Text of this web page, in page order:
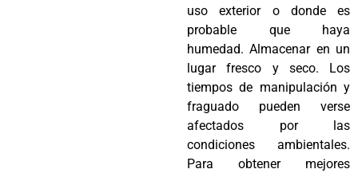
uso exterior o donde es
probable que haya
humedad. Almacenar en un
lugar fresco y seco. Los
tiempos de manipulación y
fraguado pueden verse
afectados por las
condiciones ambientales.
Para obtener mejores